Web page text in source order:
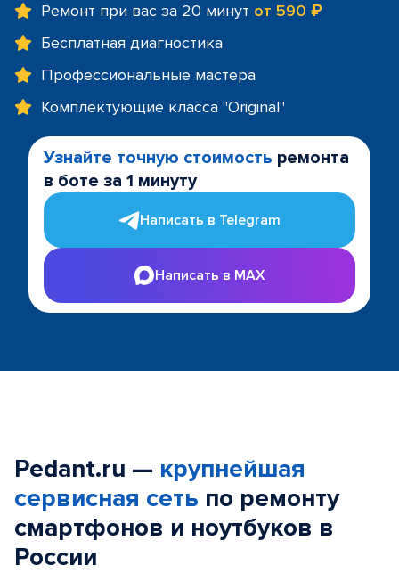
Ремонт при вас за 20 минут от 590 ₽
Бесплатная диагностика
Профессиональные мастера
Комплектующие класса "Original"
Узнайте точную стоимость ремонта
в боте за 1 минуту
Написать в Telegram
Написать в MAX
Pedant.ru — крупнейшая
сервисная сеть по ремонту
смартфонов и ноутбуков в
России